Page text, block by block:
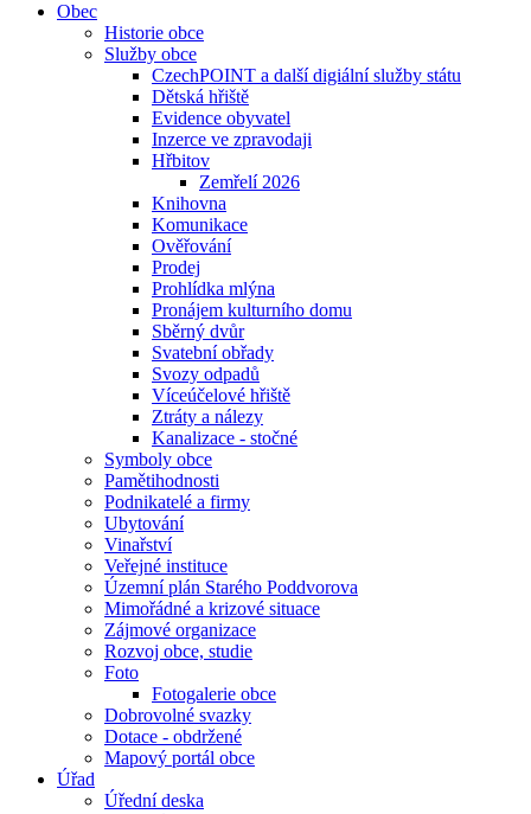
Obec
Historie obce
Služby obce
CzechPOINT a další digiální služby státu
Dětská hřiště
Evidence obyvatel
Inzerce ve zpravodaji
Hřbitov
Zemřelí 2026
Knihovna
Komunikace
Ověřování
Prodej
Prohlídka mlýna
Pronájem kulturního domu
Sběrný dvůr
Svatební obřady
Svozy odpadů
Víceúčelové hřiště
Ztráty a nálezy
Kanalizace - stočné
Symboly obce
Pamětihodnosti
Podnikatelé a firmy
Ubytování
Vinařství
Veřejné instituce
Územní plán Starého Poddvorova
Mimořádné a krizové situace
Zájmové organizace
Rozvoj obce, studie
Foto
Fotogalerie obce
Dobrovolné svazky
Dotace - obdržené
Mapový portál obce
Úřad
Úřední deska